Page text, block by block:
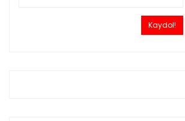
Kaydol!